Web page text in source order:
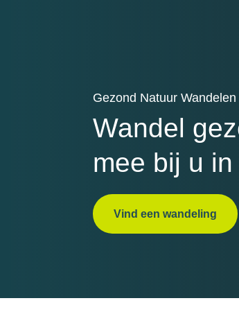
Gezond Natuur Wandelen
Wandel
mee bij u
Vind een wandeling